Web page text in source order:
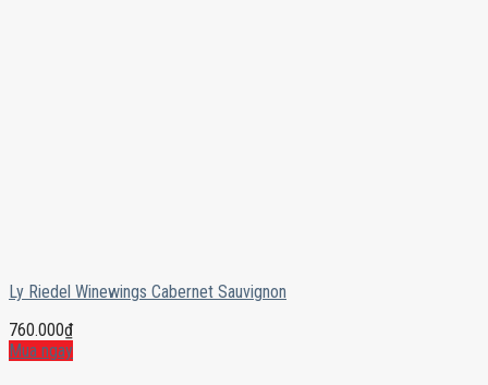
Ly Riedel Winewings Cabernet Sauvignon
760.000₫
Mua ngay